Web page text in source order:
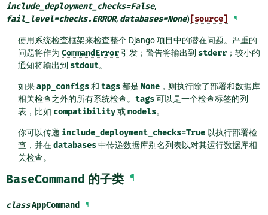
include_deployment_checks=False,
fail_level=checks.ERROR, databases=None) [source] ¶
使用系统检查框架来检查整个 Django 项目中的潜在问题。严重的
问题将作为 CommandError引发；警告将输出到 stderr；较小的
通知将输出到 stdout。
如果app_configs和 tags都是 None，则执行除了部署和数据库
相关检查之外的所有系统检查。 tags可以是一个检查标签的列
表，比如 compatibility或models。
你可以传递 include_deployment_checks=True以执行部署检
查，并在databases中传递数据库别名列表以对其运行数据库相
关检查。
BaseCommand 的子类 ¶
classAppCommand ¶